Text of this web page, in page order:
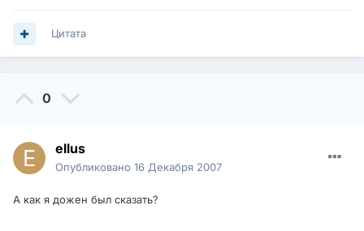
Цитата
0
ellus
Опубликовано 16 Декабря 2007
А как я дожен был сказать?